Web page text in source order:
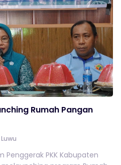
Rumah Pangan
Luwu
Penggerak PKK Kabupaten